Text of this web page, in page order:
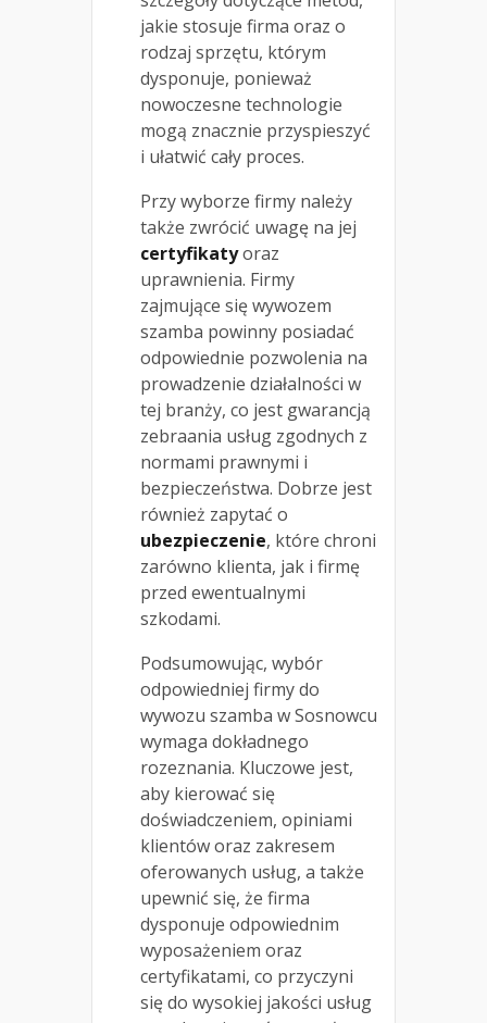
jakie stosuje firma oraz o
rodzaj sprzętu, którym
dysponuje, ponieważ
nowoczesne technologie
mogą znacznie przyspieszyć
i ułatwić cały proces.
Przy wyborze firmy należy
także zwrócić uwagę na jej
certyfikatyoraz
uprawnienia. Firmy
zajmujące się wywozem
szamba powinny posiadać
odpowiednie pozwolenia na
prowadzenie działalności w
tej branży, co jest gwarancją
zebraania usług zgodnych z
normami prawnymi i
bezpieczeństwa. Dobrze jest
również zapytać o
ubezpieczenie, które chroni
zarówno klienta, jak i firmę
przed ewentualnymi
szkodami.
Podsumowując, wybór
odpowiedniej firmy do
wywozu szamba w Sosnowcu
wymaga dokładnego
rozeznania. Kluczowe jest,
aby kierować się
doświadczeniem, opiniami
klientów oraz zakresem
oferowanych usług, a także
upewnić się, że firma
dysponuje odpowiednim
wyposażeniem oraz
certyfikatami, co przyczyni
się do wysokiej jakości usług